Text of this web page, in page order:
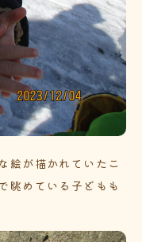
絵が描かれていたこ
眺めている子どもも